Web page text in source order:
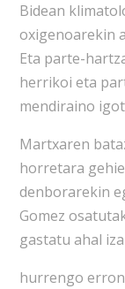
Bidean
oxigenoarekin
Eta parte-
herrikoi eta
mendiraino
Martxaren
horretara
denborarekin
Gomez
gastatu ahal
hurrengo